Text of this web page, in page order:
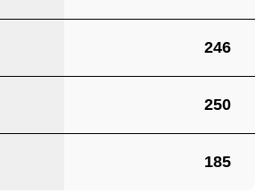
246
250
185